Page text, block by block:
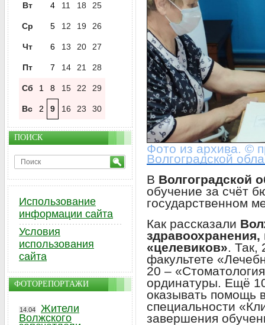
Фото из архива. ©
Волгоградской
В Волгоградской
обучение за счёт
государственном
Как рассказали
здравоохранения,
«целевиков». Так,
факультете
20 –
ординатуры. Ещё
оказывать помощь
специальности
завершения
Вт 4 11 18 25
Ср 5 12 19 26
Чт 6 13 20 27
Пт 7 14 21 28
Сб 1 8 15 22 29
Вс 2 9 16 23 30
ПОИСК
Использование
информации сайта
Условия
использования
сайта
ФОТОРЕПОРТАЖИ
14.04
Жители
Волжского